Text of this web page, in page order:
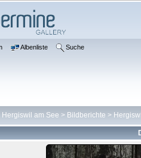
Albenliste Suche
Hergiswil am See > Bildberichte >